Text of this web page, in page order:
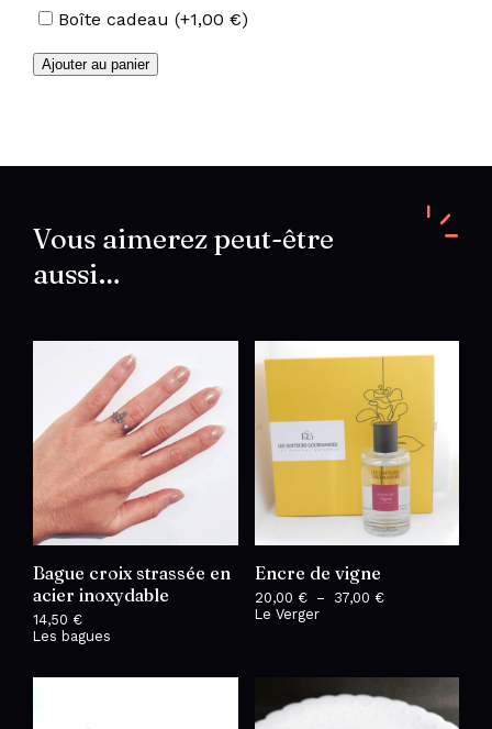
Options
Boîte cadeau (+1,00 €)
quantité
Ajouter au panier
Vous aimerez peut-être
aussi…
Bague croix strassée en
acier inoxydable
14,50 €
Les bagues
Encre de vigne
20,00 € – 37,00 €Plage
37,00 €
Le Verger